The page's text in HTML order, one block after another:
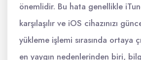
önemlidir. Bu hata genellikle
karşılaşılır ve iOS cihazınızı
yükleme işlemi sırasında ortaya
en yaygın nedenlerinden biri,